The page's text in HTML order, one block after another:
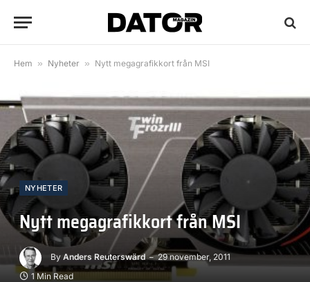
Hem » Nyheter » Nytt megagrafikkort från MSI
NYHETER
Nytt megagrafikkort från MSI
By Anders Reuterswärd
29 november, 2011
1 Min Read